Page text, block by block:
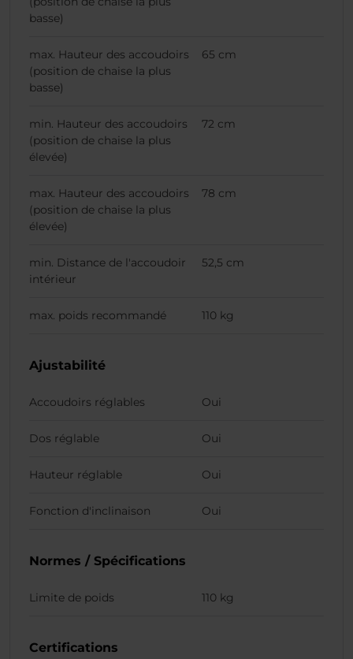
basse)
max. Hauteur des accoudoirs
(position de chaise la plus
basse)
65 cm
min. Hauteur des accoudoirs
(position de chaise la plus
élevée)
72 cm
max. Hauteur des accoudoirs
(position de chaise la plus
élevée)
78 cm
min. Distance de l'accoudoir
intérieur
52,5 cm
max. poids recommandé 110 kg
Ajustabilité
Accoudoirs réglables Oui
Dos réglable Oui
Hauteur réglable Oui
Fonction d'inclinaison Oui
Normes / Spécifications
Limite de poids 110 kg
Certifications